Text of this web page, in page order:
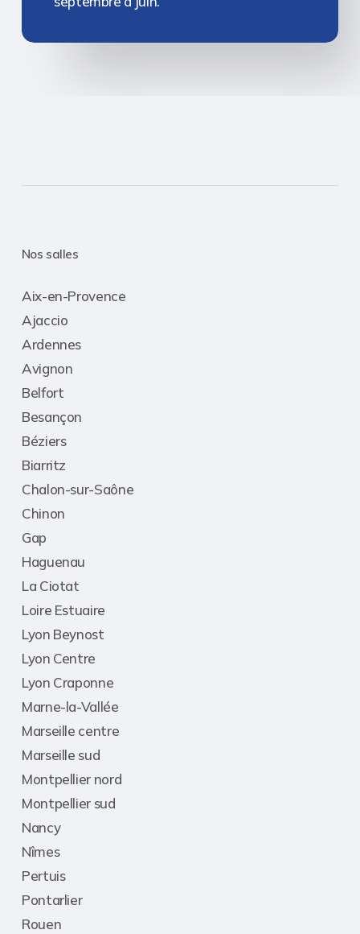
Nos salles
Aix-en-Provence
Ajaccio
Ardennes
Avignon
Belfort
Besançon
Béziers
Biarritz
Chalon-sur-Saône
Chinon
Gap
Haguenau
La Ciotat
Loire Estuaire
Lyon Beynost
Lyon Centre
Lyon Craponne
Marne-la-Vallée
Marseille centre
Marseille sud
Montpellier nord
Montpellier sud
Nancy
Nîmes
Pertuis
Pontarlier
Rouen